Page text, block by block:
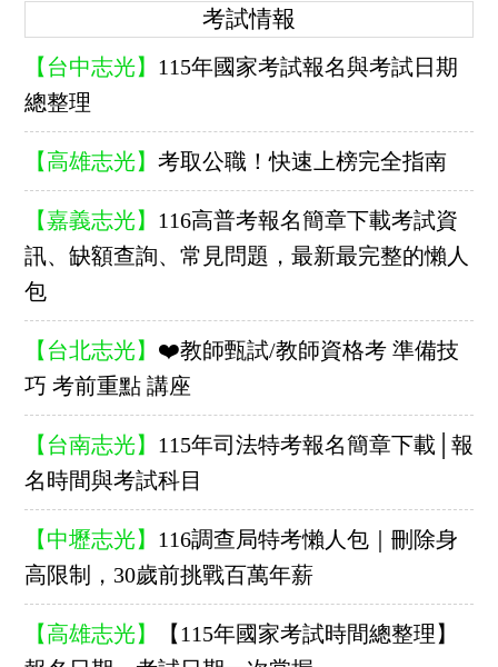
考試情報
【台中志光】 115年國家考試報名與考試日期
總整理
【高雄志光】 考取公職！快速上榜完全指南
【嘉義志光】 116高普考報名簡章下載考試資
訊、缺額查詢、常見問題，最新最完整的懶人
包
【台北志光】 ❤️教師甄試/教師資格考 準備技
巧 考前重點 講座
【台南志光】 115年司法特考報名簡章下載│報
名時間與考試科目
【中壢志光】 116調查局特考懶人包｜刪除身
高限制，30歲前挑戰百萬年薪
【高雄志光】
【115年國家考試時間總整理】